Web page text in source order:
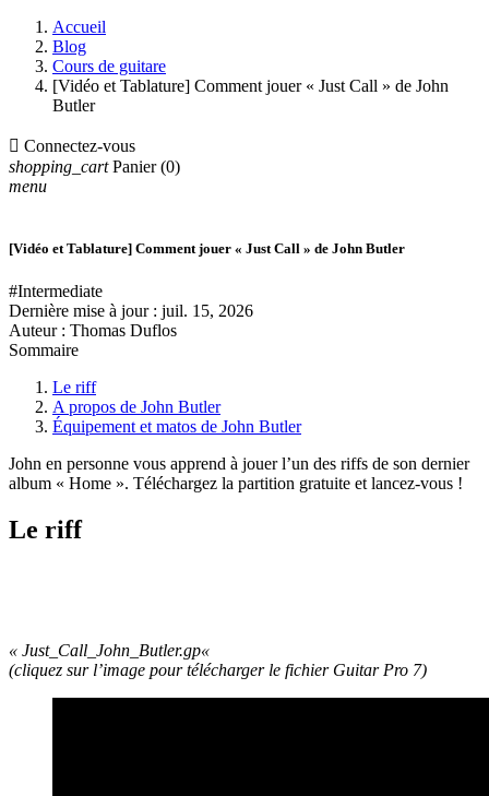
Accueil
Blog
Cours de guitare
[Vidéo et Tablature] Comment jouer « Just Call » de John
Butler
 Connectez-vous
shopping_cart Panier (0)
menu
[Vidéo et Tablature] Comment jouer « Just Call » de John Butler
#Intermediate
Dernière mise à jour : juil. 15, 2026
Auteur : Thomas Duflos
Sommaire
Le riff
A propos de John Butler
Équipement et matos de John Butler
John en personne vous apprend à jouer l’un des riffs de son dernier
album « Home ». Téléchargez la partition gratuite et lancez-vous !
Le riff
« Just_Call_John_Butler.gp«
(cliquez sur l’image pour télécharger le fichier Guitar Pro 7)